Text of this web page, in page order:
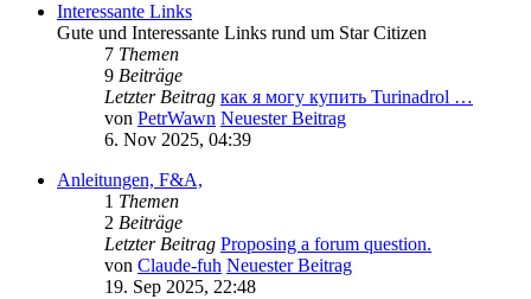
Interessante Links
Gute und Interessante Links rund um Star Citizen
7 Themen
9 Beiträge
Letzter Beitrag как я могу купить Turinadrol …
von PetrWawn Neuester Beitrag
6. Nov 2025, 04:39
Anleitungen, F&A,
1 Themen
2 Beiträge
Letzter Beitrag Proposing a forum question.
von Claude-fuh Neuester Beitrag
19. Sep 2025, 22:48